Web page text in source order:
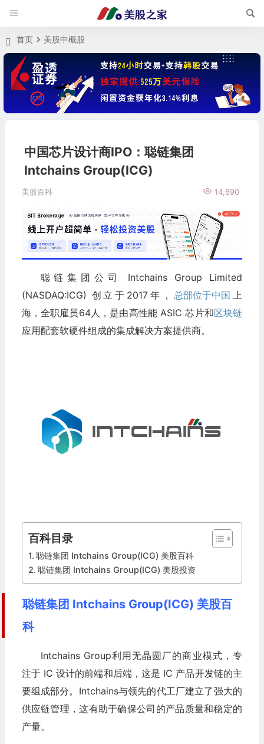
首页 美股中概股
中国芯片设计商IPO：聪链集团
Intchains Group(ICG)
美股百科 14,690
聪链集团公司 Intchains Group Limited
(NASDAQ:ICG) 创立于2017年， 总部位于中国 上
海，全职雇员64人，是由高性能 ASIC 芯片和区块链
应用配套软硬件组成的集成解决方案提供商。
百科目录
聪链集团 Intchains Group(ICG) 美股百科
聪链集团 Intchains Group(ICG) 美股投资
聪链集团 Intchains Group(ICG) 美股百
科
Intchains Group利用无晶圆厂的商业模式，专
注于 IC 设计的前端和后端，这是 IC 产品开发链的主
要组成部分。Intchains与领先的代工厂建立了强大的
供应链管理，这有助于确保公司的产品质量和稳定的
产量。